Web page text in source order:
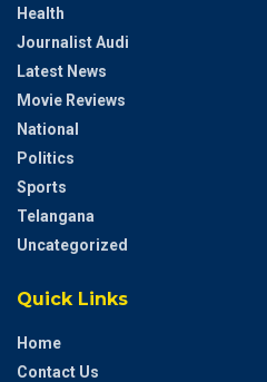
Health
Journalist Audi
Latest News
Movie Reviews
National
Politics
Sports
Telangana
Uncategorized
Quick Links
Home
Contact Us